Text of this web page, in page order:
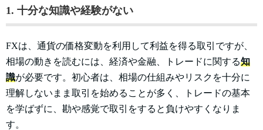
1. 十分な知識や経験がない
FXは、通貨の価格変動を利用して利益を得る取引ですが、
相場の動きを読むには、経済や金融、トレードに関する知
識が必要です。初心者は、相場の仕組みやリスクを十分に
理解しないまま取引を始めることが多く、トレードの基本
を学ばずに、勘や感覚で取引をすると負けやすくなりま
す。